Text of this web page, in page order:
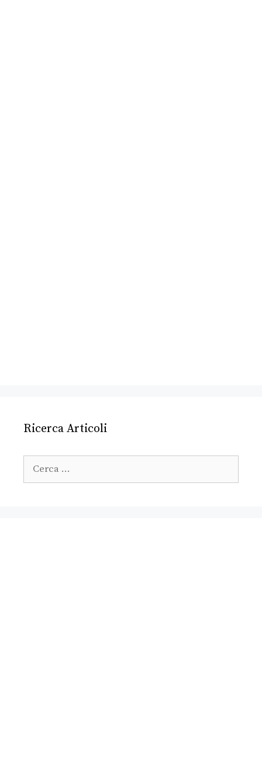
Ricerca Articoli